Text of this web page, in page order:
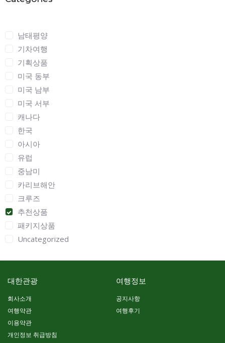
남태평양
기차여행
기획상품
미국 동부
미국 남부
미국 서부
캐나다
한국
아시아
유럽
중남미
카리브해안
크루즈
추천상품
패키지상품
Uncategorized
대한관광
회사소개
여행약관
이용약관
개인정보 취급방침
여행정보
공지사항
여행후기